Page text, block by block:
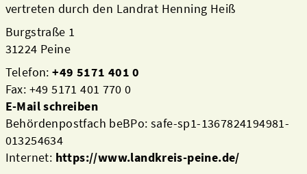
vertreten durch den Landrat Henning Heiß
Burgstraße 1
31224 Peine
Telefon:+49 5171 401 0
Fax: +49 5171 401 770 0
E-Mail schreiben
Behördenpostfach beBPo: safe-sp1-1367824194981-
013254634
Internet: https://www.landkreis-peine.de/